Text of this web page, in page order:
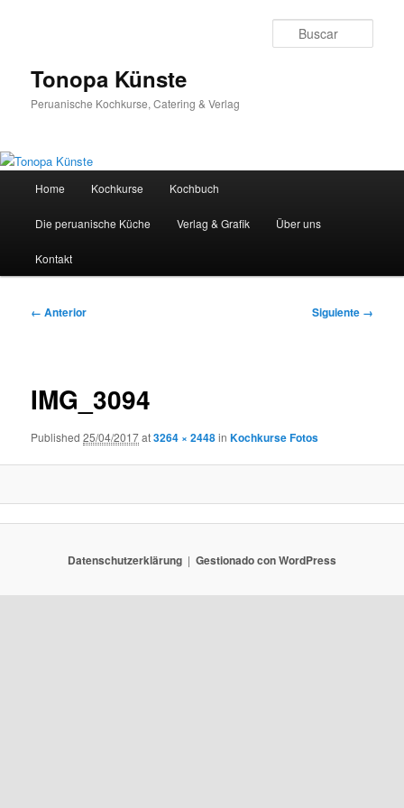
Tonopa Künste
Peruanische Kochkurse, Catering & Verlag
principal
Home Kochkurse Kochbuch
Die peruanische Küche Verlag & Grafik Über uns
Kontakt
Navegador
← Anterior Siguiente →
IMG_3094
Published25/04/2017at3264 × 2448inKochkurse Fotos
Datenschutzerklärung Gestionado con WordPress